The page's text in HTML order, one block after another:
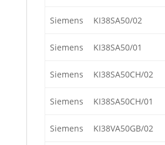
Siemens KI38SA50/02
Siemens KI38SA50/01
Siemens KI38SA50CH/02
Siemens KI38SA50CH/01
Siemens KI38VA50GB/02